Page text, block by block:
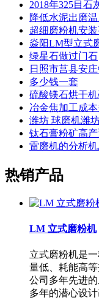
2018年325目石
降低水泥出磨
超细磨粉机安
焱阳LM型立式
绿星石做过门石
日照市莒县安
多少钱一套
硫酸镁石烘干
冶金焦加工成
潍坊 球磨机潍
钛石膏粉矿高
雷磨机的分析
热销产品
LM 立式磨粉机
立式磨粉机是
量低、耗能高
公司多年先进
多年的潜心设